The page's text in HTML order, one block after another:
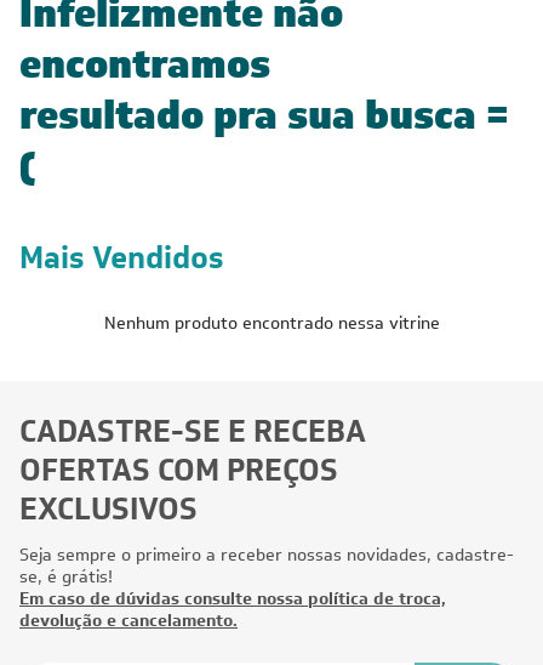
Infelizmente não
encontramos
resultado pra sua busca =
(
Mais Vendidos
Nenhum produto encontrado nessa vitrine
CADASTRE-SE E RECEBA
OFERTAS COM PREÇOS
EXCLUSIVOS
Seja sempre o primeiro a receber nossas novidades, cadastre-
se, é grátis!
Em caso de dúvidas consulte nossa política de troca,
devolução e cancelamento.